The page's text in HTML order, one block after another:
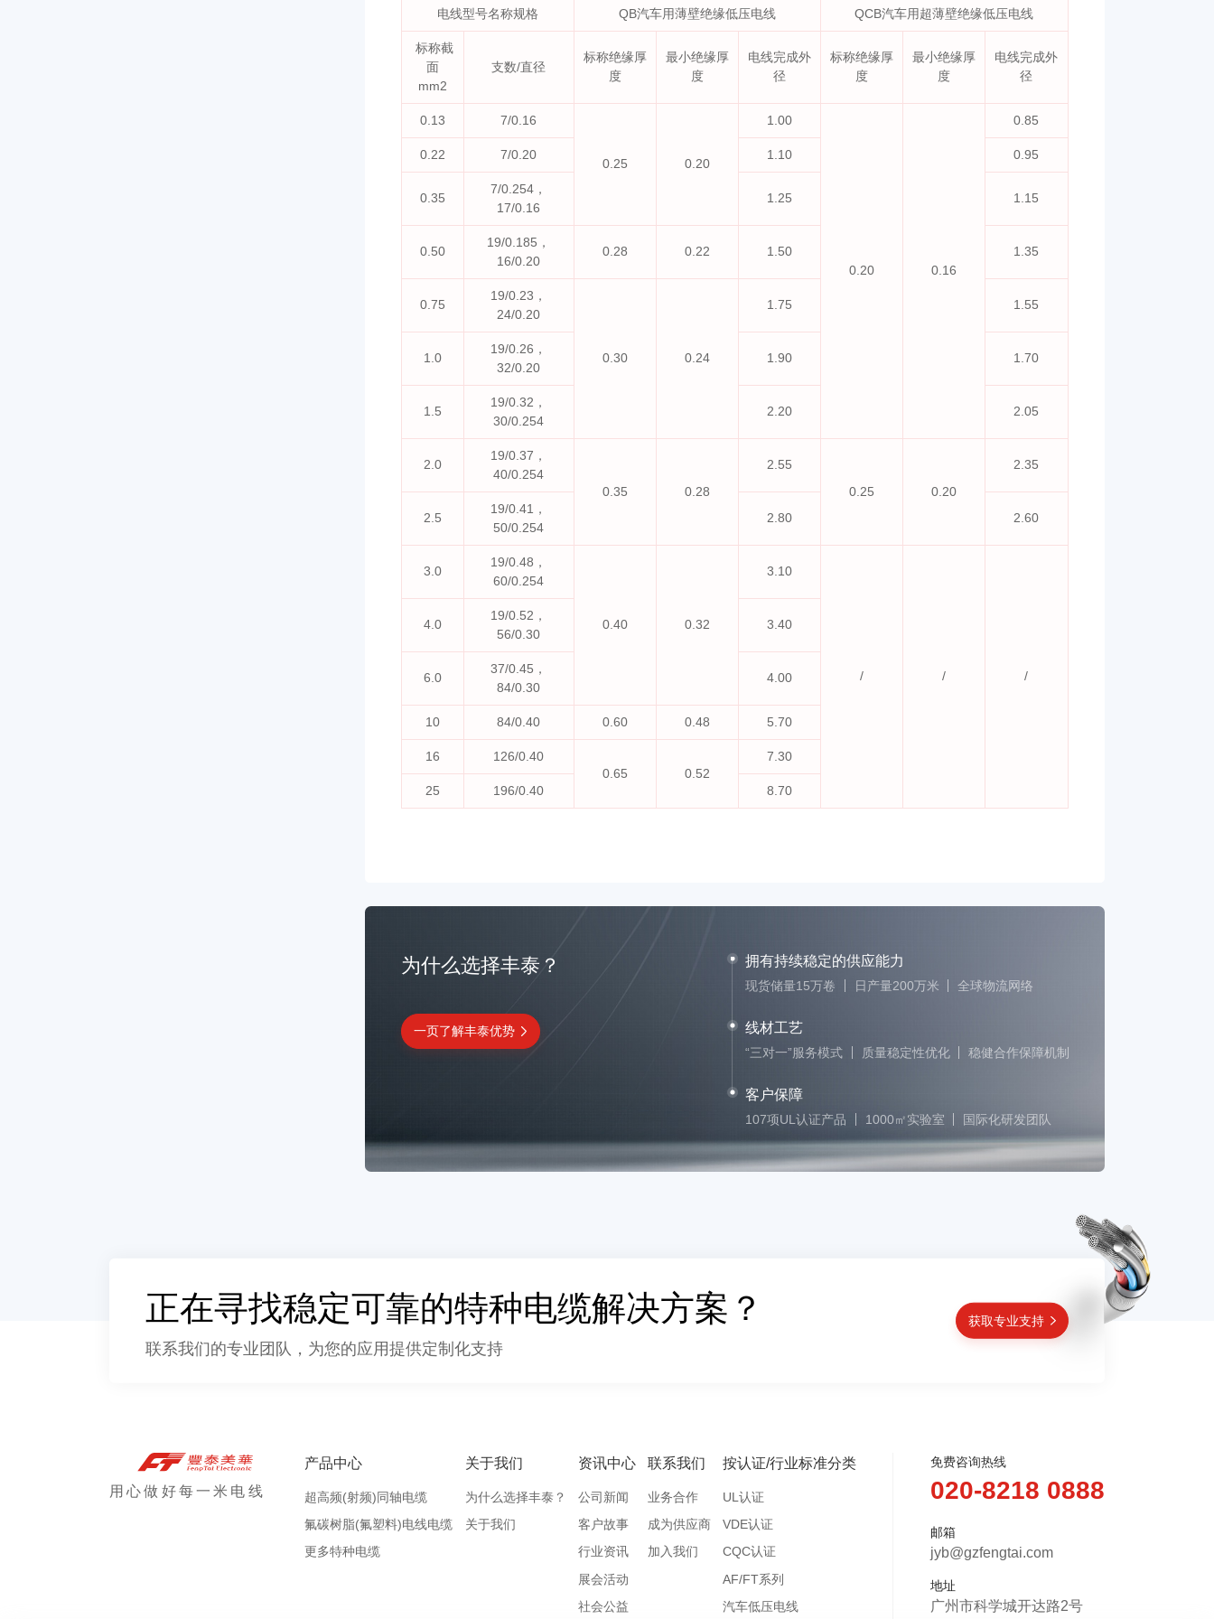
电线型号名称规格 QB汽车用薄壁绝缘低压电线 QCB汽车用超薄壁绝缘低压电线
标称截
面
mm2
支数/直径
标称绝缘厚
度
最小绝缘厚
度
电线完成外
径
标称绝缘厚
度
最小绝缘厚
度
电线完成外
径
0.13 7/0.16
0.25 0.20
1.00
0.20 0.16
0.85
0.22 7/0.20 1.10 0.95
0.35
7/0.254，
17/0.16
1.25 1.15
0.50
19/0.185，
16/0.20
0.28 0.22 1.50 1.35
0.75
19/0.23，
24/0.20
0.30 0.24
1.75 1.55
1.0
19/0.26，
32/0.20
1.90 1.70
1.5
19/0.32，
30/0.254
2.20 2.05
2.0
19/0.37，
40/0.254
0.35
0.28
2.55
0.25
0.20
2.35
2.5
19/0.41，
50/0.254
2.80 2.60
3.0
19/0.48，
60/0.254
0.40 0.32
3.10
/ / /
4.0
19/0.52，
56/0.30
3.40
6.0
37/0.45，
84/0.30
4.00
10 84/0.40 0.60 0.48 5.70
16
126/0.40
0.65
0.52
7.30
25 196/0.40 8.70
为什么选择丰泰？
一页了解丰泰优势
拥有持续稳定的供应能力
现货储量15万卷 日产量200万米 全球物流网络
线材工艺
“三对一”服务模式 质量稳定性优化 稳健合作保障机制
客户保障
107项UL认证产品 1000㎡实验室 国际化研发团队
正在寻找稳定可靠的特种电缆解决方案？
联系我们的专业团队，为您的应用提供定制化支持
获取专业支持
用心做好每一米电线
产品中心
超高频(射频)同轴电缆
氟碳树脂(氟塑料)电线电缆
更多特种电缆
关于我们
为什么选择丰泰？
关于我们
资讯中心
公司新闻
客户故事
行业资讯
展会活动
社会公益
联系我们
业务合作
成为供应商
加入我们
按认证/行业标准分类
UL认证
VDE认证
CQC认证
AF/FT系列
汽车低压电线
免费咨询热线
020-8218 0888
邮箱
jyb@gzfengtai.com
地址
广州市科学城开达路2号